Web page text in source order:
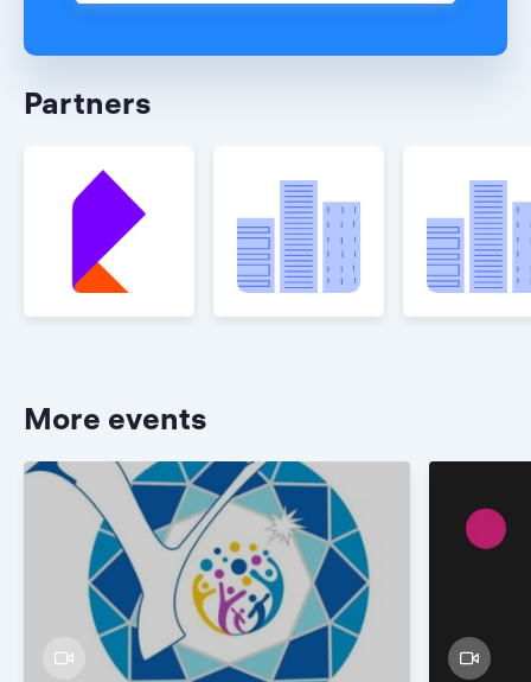
Partners
More events